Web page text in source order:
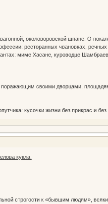
околоворовской шпане. О
ресторанных чвановках,
миме Хасане, куроводце
своими дворцами,
кусочки жизни без прикрас и без
кукла.
строгости к «бывшим людям»,